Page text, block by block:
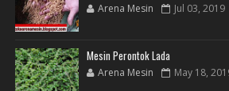
Arena Mesin Jul 03, 2019
Mesin Perontok Lada
Arena Mesin May 18,